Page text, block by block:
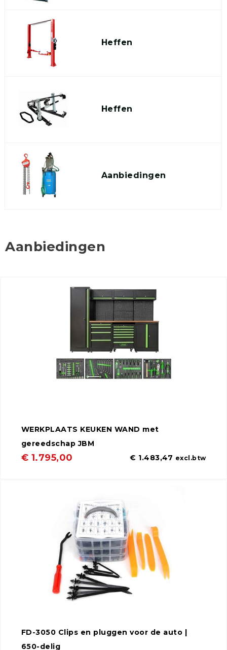
Heffen
Heffen
Aanbiedingen
Aanbiedingen
WERKPLAATS KEUKEN WAND met
gereedschap JBM
€ 1.795,00 € 1.483,47 excl.btw
FD-3050 Clips en pluggen voor de auto |
650-delig